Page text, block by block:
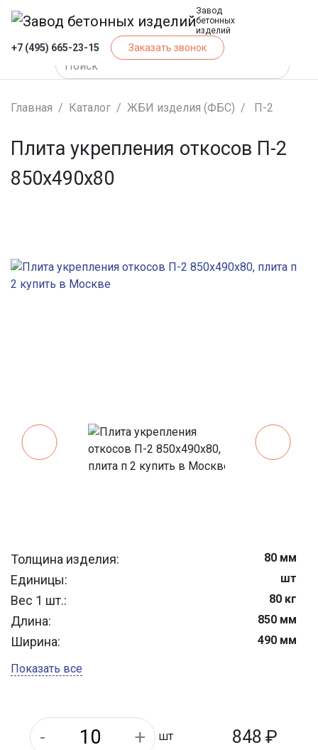
Завод
бетонных
изделий
+7 (495) 665-23-15 Заказать звонок
Главная Каталог ЖБИ изделия (ФБС) П-2
Плита укрепления откосов П-2
850х490х80
Толщина изделия: 80 мм
Единицы: шт
Вес 1 шт.: 80 кг
Длина: 850 мм
Ширина: 490 мм
Тип продукции:
Показать все
шт 848 ₽